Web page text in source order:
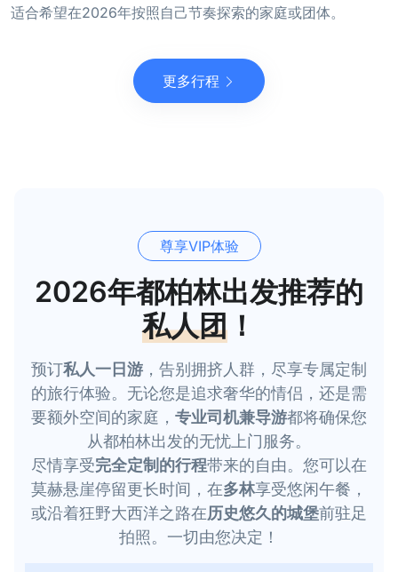
适合希望在2026年按照自己节奏探索的家庭或团体。
更多行程
尊享VIP体验
2026年都柏林出发推荐的
私人团 ！
预订私人一日游 ，告别拥挤人群，尽享专属定制
的旅行体验。无论您是追求奢华的情侣，还是需
要额外空间的家庭， 专业司机兼导游都将确保您
从都柏林出发的无忧上门服务。
尽情享受完全定制的行程带来的自由。您可以在
莫赫悬崖停留更长时间，在多林享受悠闲午餐，
或沿着狂野大西洋之路在历史悠久的城堡前驻足
拍照。一切由您决定！